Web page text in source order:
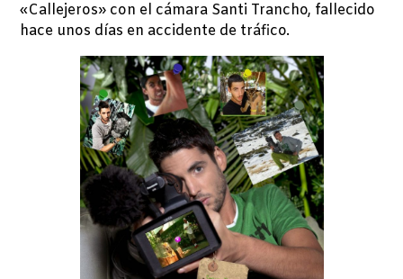
«Callejeros» con el cámara Santi Trancho, fallecido
hace unos días en accidente de tráfico.